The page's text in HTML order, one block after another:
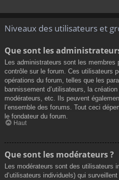
Niveaux des utilisateurs et
Que sont les
Les administrateurs sont les membres
contrôle sur le forum. Ces utilisateurs
opérations du forum, telles que les
bannissement d’utilisateurs, la
modérateurs, etc. Ils peuvent
l’ensemble des forums. Tout ceci
le fondateur du forum.
Haut
Que sont les modérateurs ?
Les modérateurs sont des utilisateurs
d’utilisateurs individuels) qui